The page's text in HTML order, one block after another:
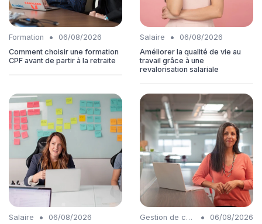
Formation •
06/08/2026
Comment choisir une formation
CPF avant de partir à la retraite
Salaire •
06/08/2026
Améliorer la qualité de vie au
travail grâce à une
revalorisation salariale
Salaire •
06/08/2026
Gestion de carrière •
06/08/2026